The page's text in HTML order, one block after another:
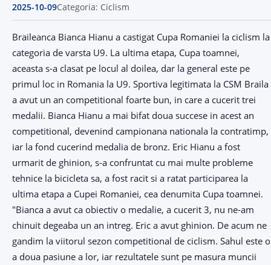
2025-10-09Categoria: Ciclism
Braileanca Bianca Hianu a castigat Cupa Romaniei la ciclism la
categoria de varsta U9. La ultima etapa, Cupa toamnei,
aceasta s-a clasat pe locul al doilea, dar la general este pe
primul loc in Romania la U9. Sportiva legitimata la CSM Braila
a avut un an competitional foarte bun, in care a cucerit trei
medalii. Bianca Hianu a mai bifat doua succese in acest an
competitional, devenind campionana nationala la contratimp,
iar la fond cucerind medalia de bronz. Eric Hianu a fost
urmarit de ghinion, s-a confruntat cu mai multe probleme
tehnice la bicicleta sa, a fost racit si a ratat participarea la
ultima etapa a Cupei Romaniei, cea denumita Cupa toamnei.
"Bianca a avut ca obiectiv o medalie, a cucerit 3, nu ne-am
chinuit degeaba un an intreg. Eric a avut ghinion. De acum ne
gandim la viitorul sezon competitional de ciclism. Sahul este o
a doua pasiune a lor, iar rezultatele sunt pe masura muncii